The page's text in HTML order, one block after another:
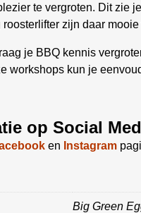
te vergroten. Dit zie
roosterlifter zijn daar
je BBQ kennis
workshops kun je
op Social
en Instagram
Big Green